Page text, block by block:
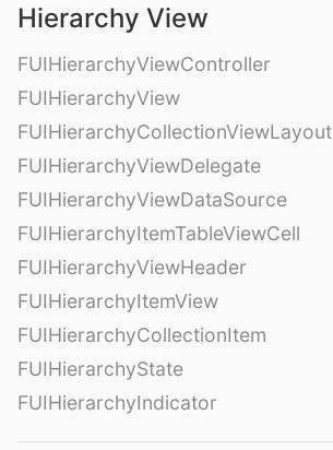
Hierarchy View
FUIHierarchyViewController
FUIHierarchyView
FUIHierarchyCollectionViewLayout
FUIHierarchyViewDelegate
FUIHierarchyViewDataSource
FUIHierarchyItemTableViewCell
FUIHierarchyViewHeader
FUIHierarchyItemView
FUIHierarchyCollectionItem
FUIHierarchyState
FUIHierarchyIndicator